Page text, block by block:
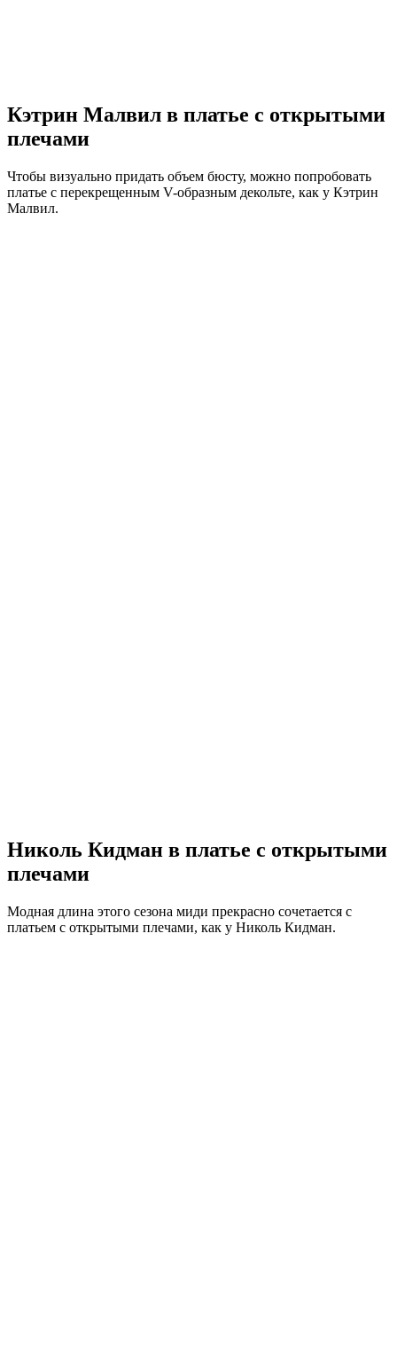
Кэтрин Малвил в платье с открытыми
плечами
Чтобы визуально придать объем бюсту, можно попробовать
платье с перекрещенным V-образным декольте, как у Кэтрин
Mалвил.
Николь Кидман в платье с открытыми
плечами
Модная длина этого сезона миди прекрасно сочетается с
платьем с открытыми плечами, как у Николь Кидман.